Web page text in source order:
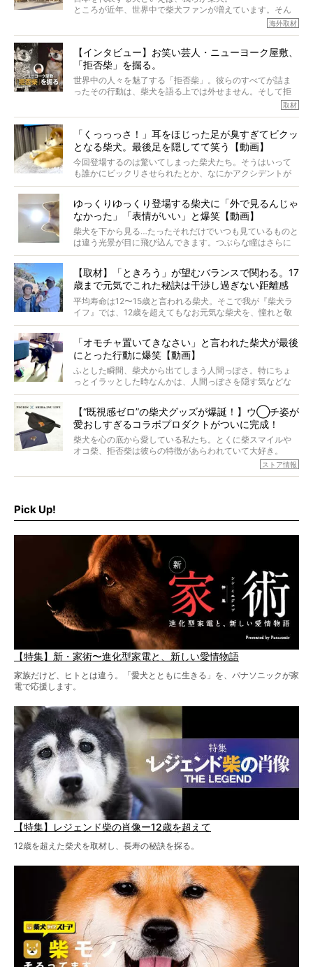
主はそのためにやるべきことがある。
今回は、柴犬に関わる方たちすべてに読んで欲しい、ある
語でした。
※文章はご本人の了承を得て編集しています
※画像はすべてイメージです
※この記事は個人の感想であり、効果・効能を示すものではありません
ところが近年、世界中で柴犬ファンが増えています。そん
な中「柴犬ライフ」が目をつけたのは、南の楽園ハワイ。
そんな噂を聞きつけ、今回はハワイの柴犬たちを取材して
きました！
海外取材
【インタビュー】お笑い芸人・ニューヨーク屋敷、
「拒否柴」を掘る。
世界中の人々を魅了する「拒否柴」。彼らのすべてが詰ま
ったその行動は、柴犬を語る上では外せません。そして拒
否柴がここまで話題になるのは、“映える”ことも理由のひと
がるのでしょうか。
最近版画製作を始めた、お笑いコンビ「ニューヨーク」の
屋敷裕政さんに、拒否柴を掘っていただきました！ イン
タビューと合わせてご覧ください。
取材
「くっっっさ！」耳をほじった足が臭すぎてビクッ
となる柴犬。最後足を隠してて笑う【動画】
今回登場するのは驚いてしまった柴犬たち。そうはいって
も誰かにビックリさせられたとか、なにかアクシデントが
起きたとか、そういうことが原因ではありません。全ての
ゆっくりゆっくり登場する柴犬に「外で見るんじゃ
なかった」「表情がいい」と爆笑【動画】
柴犬を下から見る…たったそれだけでいつも見ているものと
は違う光景が目に飛び込んできます。つぶらな瞳はさらに
つぶらに見え、モフモフのお顔はさらにモフモフに見えま
【取材】「ときろう」が望むバランスで関わる。17
歳まで元気でこれた秘訣は干渉し過ぎない距離感
#38ときろう
平均寿命は12〜15歳と言われる柴犬。そこで我が『柴犬ラ
イフ』では、12歳を超えてもなお元気な柴犬を、憧れと敬
意を込めて“レジェンド柴”と呼んでいます。 この特集で
ォーカスし、その元気の秘訣や、老犬と暮らすうえで大切
だと思うことを、オーナーさんに語っていただきます。今
回登場してくれたのは、17歳のときろうくん。小さい頃か
ら食が細かったため、何でも食べさせてきたということで
「オモチャ置いてきなさい」と言われた柴犬が最後
にとった行動に爆笑【動画】
ふとした瞬間、柴犬から出てしまう人間っぽさ。特にちょ
っとイラッとした時なんかは、人間っぽさを隠す気などな
いように見えます。もしかして本当の本当は、中身は人間
【“既視感ゼロ”の柴犬グッズが爆誕！】ウ◯チ姿が
愛おしすぎるコラボプロダクトがついに完成！
柴犬を心の底から愛している私たち。とくに柴スマイルや
オコ柴、拒否柴は彼らの特徴があらわれていて大好き。
でもちょっと待て…もうひとつ、忘れてはならない愛おしい
ストア情報
Pick Up!
【特集】新・家術〜進化型家電と、新しい愛情物語
家族だけど、ヒトとは違う。「愛犬とともに生きる」を、パナソニックが家
電で応援します。
【特集】レジェンド柴の肖像ー12歳を超えて
12歳を超えた柴犬を取材し、長寿の秘訣を探る。